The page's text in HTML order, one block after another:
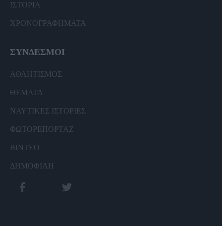
ΙΣΤΟΡΙΑ
ΧΡΟΝΟΓΡΑΦΗΜΑΤΑ
ΣΥΝΔΕΣΜΟΙ
ΑΘΛΗΤΙΣΜΟΣ
ΘΕΜΑΤΑ
ΝΑΥΤΙΚΕΣ ΙΣΤΟΡΙΕΣ
ΦΩΤΟΡΕΠΟΡΤΑΖ
ΒΙΝΤΕΟ
ΔΗΜΟΦΙΛΗ